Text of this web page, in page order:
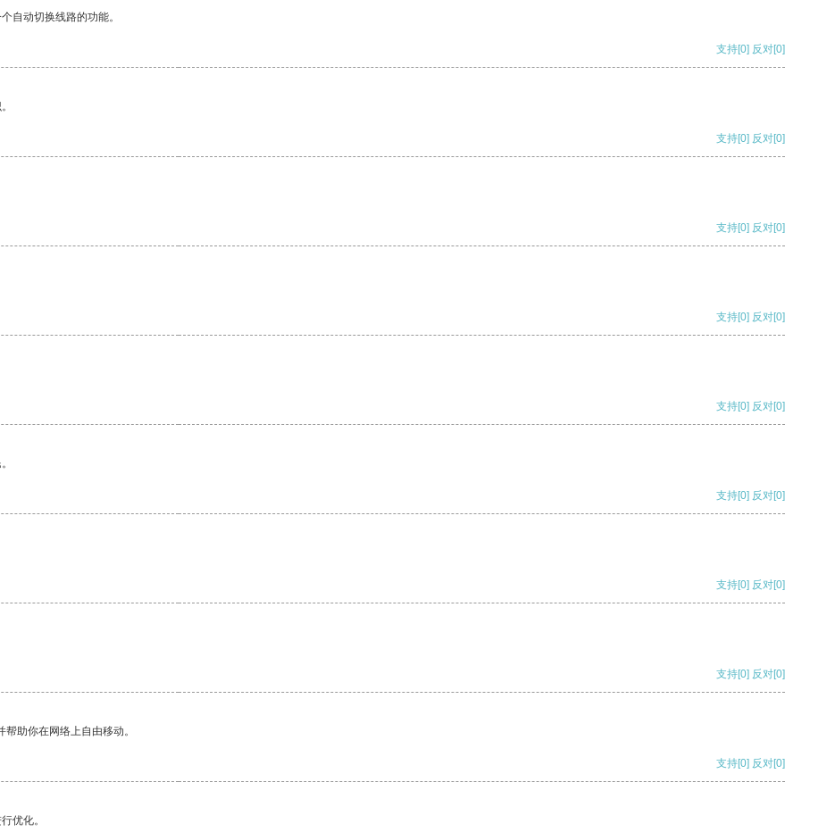
自动切换线路的功能。
支持[0] 反对[0]
支持[0] 反对[0]
支持[0] 反对[0]
支持[0] 反对[0]
支持[0] 反对[0]
支持[0] 反对[0]
支持[0] 反对[0]
支持[0] 反对[0]
助你在网络上自由移动。
支持[0] 反对[0]
优化。